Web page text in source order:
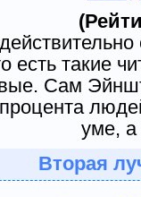
есть такие
Сам
уме, а
Вторая